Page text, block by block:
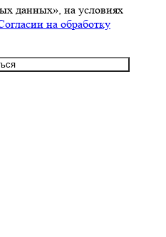
данных», на условиях
на обработку